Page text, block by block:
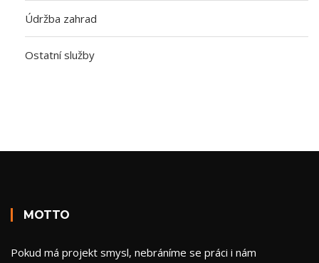
Údržba zahrad
Ostatní služby
MOTTO
Pokud má projekt smysl, nebráníme se práci i nám